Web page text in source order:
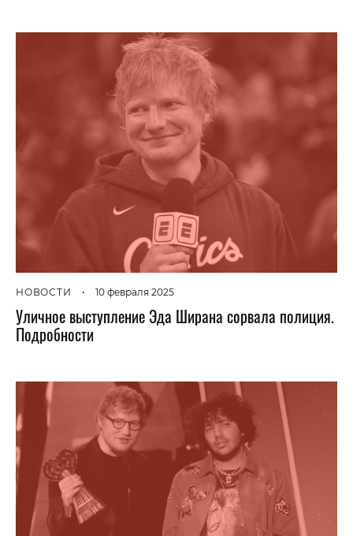
НОВОСТИ • 10 февраля 2025
Уличное выступление Эда Ширана сорвала полиция.
Подробности